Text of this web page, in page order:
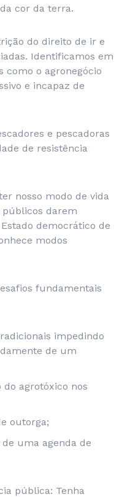
cor da terra.
do direito de ir e
Identificamos em
como o agronegócio
e incapaz de
e pescadoras
de resistência
nosso modo de vida
públicos darem
democrático de
modos
fundamentais
impedindo
de um
agrotóxico nos
outorga;
uma agenda de
pública: Tenha